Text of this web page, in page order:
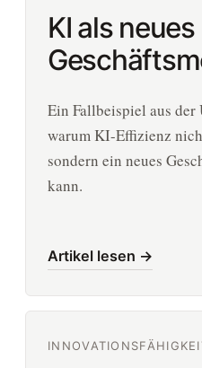
KI als neues
Ein Fallbeispiel aus
warum KI-Effizienz
sondern ein neues
kann.
Artikel lesen →